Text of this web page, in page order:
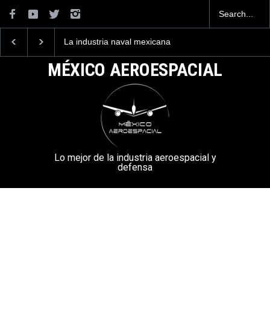
La industria naval mexicana
la Armada de México
mexicanos cuesta 2.9
millones de dólares
MÉXICO AEROESPACIAL
Lo mejor de la industria aeroespacial y
defensa